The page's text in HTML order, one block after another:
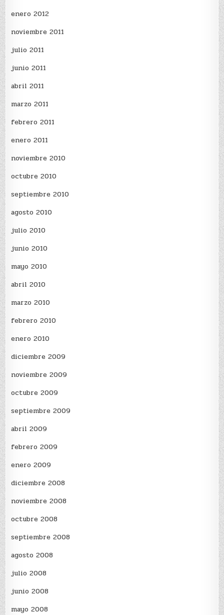
enero 2012
noviembre 2011
julio 2011
junio 2011
abril 2011
marzo 2011
febrero 2011
enero 2011
noviembre 2010
octubre 2010
septiembre 2010
agosto 2010
julio 2010
junio 2010
mayo 2010
abril 2010
marzo 2010
febrero 2010
enero 2010
diciembre 2009
noviembre 2009
octubre 2009
septiembre 2009
abril 2009
febrero 2009
enero 2009
diciembre 2008
noviembre 2008
octubre 2008
septiembre 2008
agosto 2008
julio 2008
junio 2008
mayo 2008